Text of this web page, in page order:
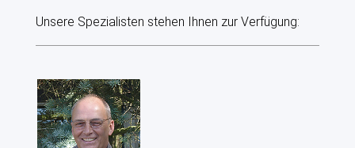
Unsere Spezialisten stehen Ihnen zur Verfügung: